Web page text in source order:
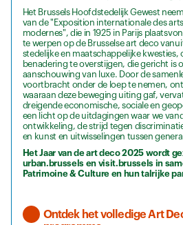
Het Brussels Hoofdstedelijk Gewest
van de "Exposition internationale des
modernes", die in 1925 in Parijs
te werpen op de Brusselse art deco
stedelijke en maatschappelijke kwesties,
benadering te overstijgen, die gericht is
aanschouwing van luxe. Door de
voortbracht onder de loep te nemen,
waaraan deze beweging uiting gaf,
dreigende economische, sociale en
een licht op de uitdagingen waar we
ontwikkeling, de strijd tegen
en kunst en uitwisselingen tussen
Het Jaar van de art deco 2025 wordt
urban.brussels en visit.brussels in
Patrimoine & Culture en hun talrijke
Ontdek het volledige Art